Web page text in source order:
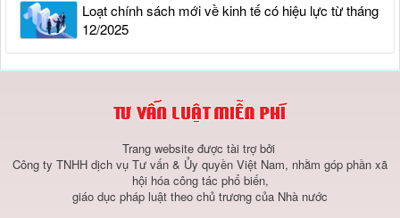
Loạt chính sách mới về kinh tế có hiệu lực từ tháng
12/2025
Trang website được tài trợ bởi
Công ty TNHH dịch vụ Tư vấn & Ủy quyền Việt Nam, nhằm góp phần xã
hội hóa công tác phổ biến,
giáo dục pháp luật theo chủ trương của Nhà nước